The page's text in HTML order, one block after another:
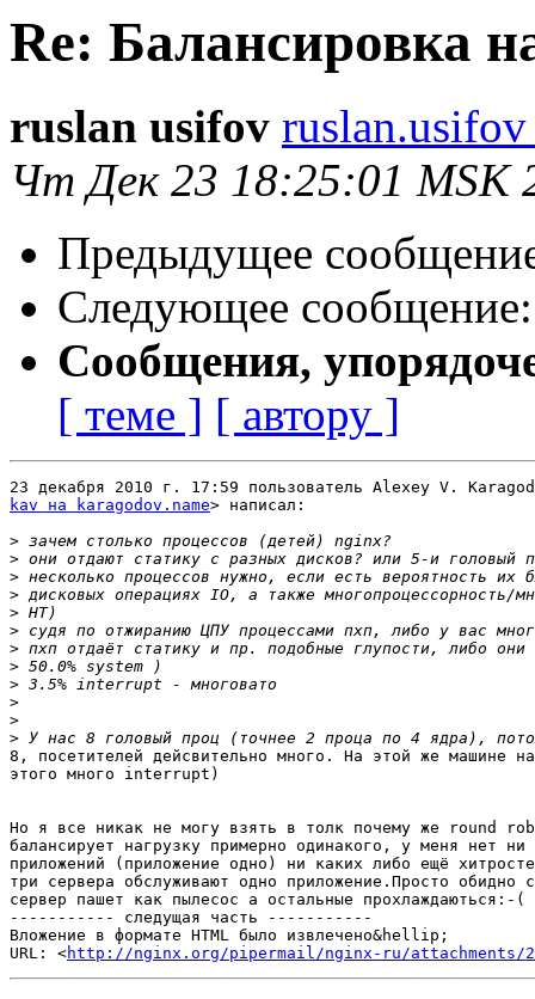
Re: Балансировка
ruslan usifov
Чт Дек 23 18:25:01 MSK
Предыдущее
Следующее
Сообщения,
[ теме ] [ автору ]
kav на karagodov.name> написал:
>
>
>
>
>
>
>
>
>
>
>
>
8, посетителей дейсвительно много. На этой же машине
этого много interrupt)
Но я все никак не могу взять в толк почему же round
балансирует нагрузку примерно одинакого, у меня нет ни
приложений (приложение одно) ни каких либо ещё
три сервера обслуживают одно приложение.Просто обидно
сервер пашет как пылесос а остальные прохлаждаються:-(
----------- следущая часть -----------
Вложение в формате HTML было извлечено&hellip;
URL: <http://nginx.org/pipermail/nginx-ru/attachments/